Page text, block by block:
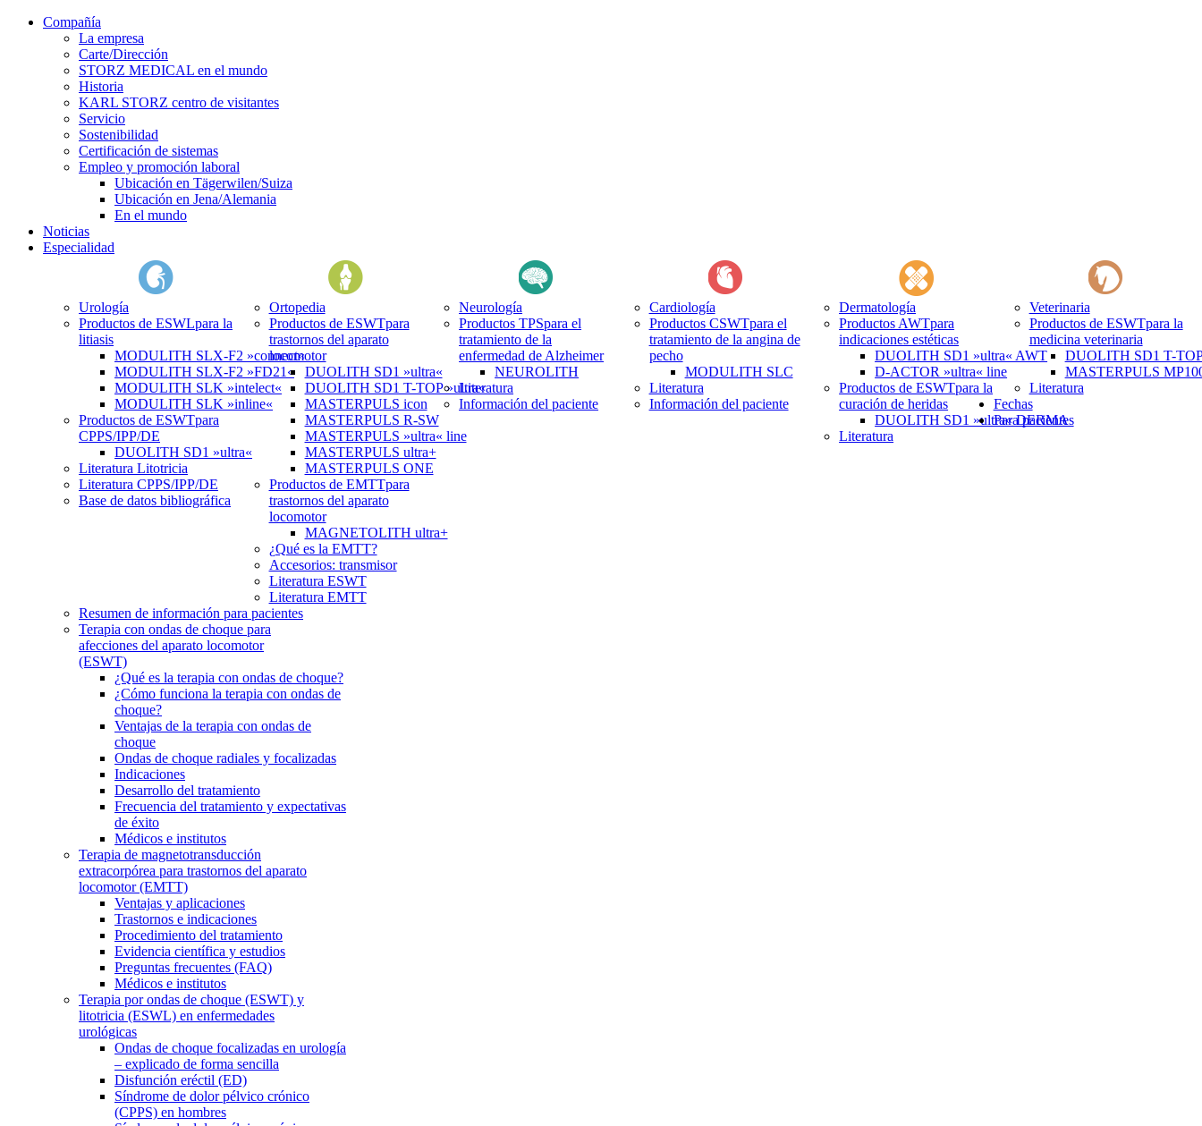
Compañía
La empresa
Carte/Dirección
STORZ MEDICAL en el mundo
Historia
KARL STORZ centro de visitantes
Servicio
Sostenibilidad
Certificación de sistemas
Empleo y promoción laboral
Ubicación en Tägerwilen/Suiza
Ubicación en Jena/Alemania
En el mundo
Noticias
Especialidad
Urología
Productos de ESWLpara la
litiasis
MODULITH SLX-F2 »connect«
MODULITH SLX-F2 »FD21«
MODULITH SLK »intelect«
MODULITH SLK »inline«
Productos de ESWTpara
CPPS/IPP/DE
DUOLITH SD1 »ultra«
Literatura Litotricia
Literatura CPPS/IPP/DE
Base de datos bibliográfica
Ortopedia
Productos de ESWTpara
trastornos del aparato
locomotor
DUOLITH SD1 »ultra«
DUOLITH SD1 T-TOP »ultra«
MASTERPULS icon
MASTERPULS R-SW
MASTERPULS »ultra« line
MASTERPULS ultra+
MASTERPULS ONE
Productos de EMTTpara
trastornos del aparato
locomotor
MAGNETOLITH ultra+
¿Qué es la EMTT?
Accesorios: transmisor
Literatura ESWT
Literatura EMTT
Neurología
Productos TPSpara el
tratamiento de la
enfermedad de Alzheimer
NEUROLITH
Literatura
Información del paciente
Cardiología
Productos CSWTpara el
tratamiento de la angina de
pecho
MODULITH SLC
Literatura
Información del paciente
Dermatología
Productos AWTpara
indicaciones estéticas
DUOLITH SD1 »ultra« AWT
D-ACTOR »ultra« line
Productos de ESWTpara la
curación de heridas
DUOLITH SD1 »ultra« DERMA
Literatura
Veterinaria
Productos de ESWTpara la
medicina veterinaria
DUOLITH SD1 T-
MASTERPULS
Literatura
Fechas
Para pacientes
Resumen de información para pacientes
Terapia con ondas de choque para
afecciones del aparato locomotor
(ESWT)
¿Qué es la terapia con ondas de choque?
¿Cómo funciona la terapia con ondas de
choque?
Ventajas de la terapia con ondas de
choque
Ondas de choque radiales y focalizadas
Indicaciones
Desarrollo del tratamiento
Frecuencia del tratamiento y expectativas
de éxito
Médicos e institutos
Terapia de magnetotransducción
extracorpórea para trastornos del aparato
locomotor (EMTT)
Ventajas y aplicaciones
Trastornos e indicaciones
Procedimiento del tratamiento
Evidencia científica y estudios
Preguntas frecuentes (FAQ)
Médicos e institutos
Terapia por ondas de choque (ESWT) y
litotricia (ESWL) en enfermedades
urológicas
Ondas de choque focalizadas en urología
– explicado de forma sencilla
Disfunción eréctil (ED)
Síndrome de dolor pélvico crónico
(CPPS) en hombres